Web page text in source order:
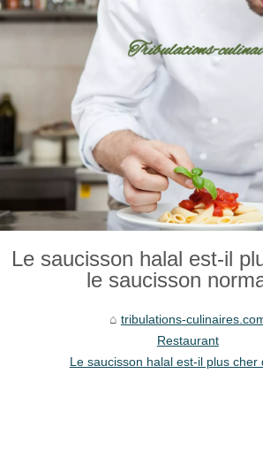
Le saucisson halal est-il
le saucisson
tribulations-
Restaurant
Le saucisson halal est-il plus cher